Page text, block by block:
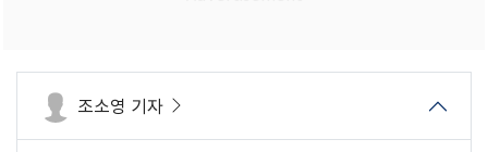
조소영 기자